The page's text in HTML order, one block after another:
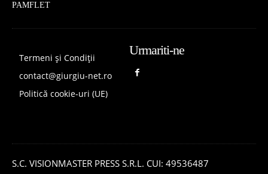
PAMFLET
Termeni și Condiții
contact@giurgiu-net.ro
Politică cookie-uri (UE)
Urmariti-ne
S.C. VISIONMASTER PRESS S.R.L. CUI: 49536487